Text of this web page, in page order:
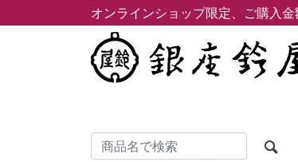
オンラインショップ限定、ご購入金